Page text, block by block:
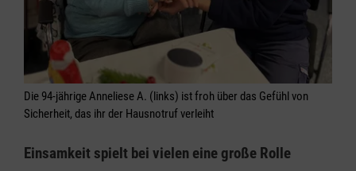
Die 94-jährige Anneliese A. (links) ist froh über das Gefühl von
Sicherheit, das ihr der Hausnotruf verleiht
Einsamkeit spielt bei vielen eine große Rolle